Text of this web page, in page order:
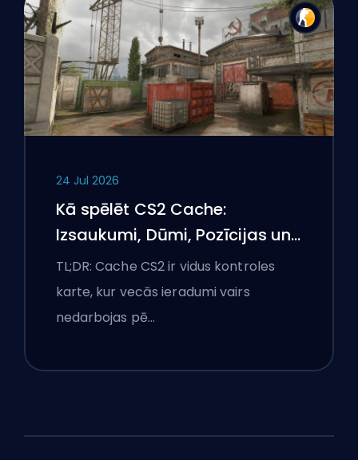
24 Jul 2026
Kā spēlēt CS2 Cache:
Izsaukumi, Dūmi, Pozīcijas un
Premjeru padomi
TL;DR: Cache CS2 ir vidus kontroles
karte, kur vecās ieradumi vairs
nedarbojas pē…